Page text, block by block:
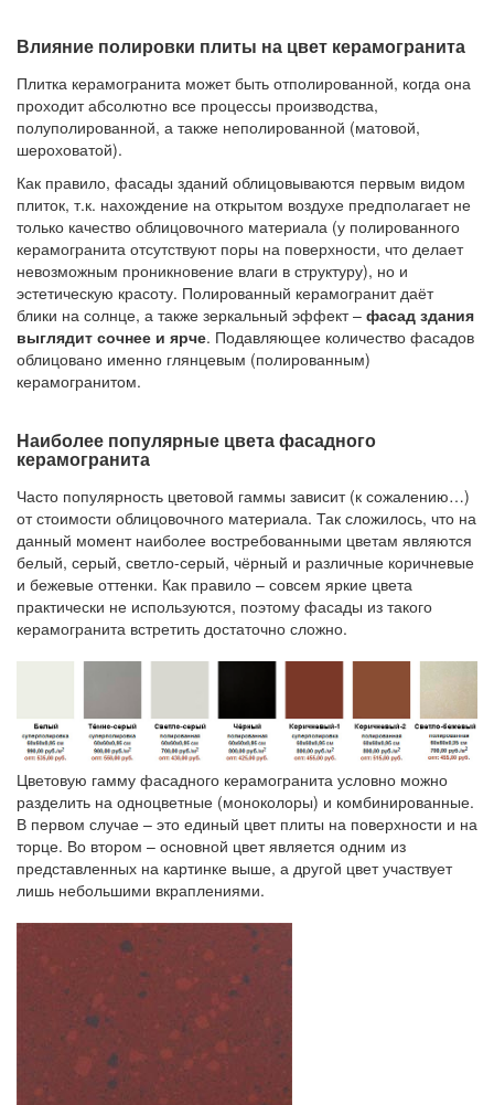
Влияние полировки плиты на цвет керамогранита
Плитка керамогранита может быть отполированной, когда она
проходит абсолютно все процессы производства,
полуполированной, а также неполированной (матовой,
шероховатой).
Как правило, фасады зданий облицовываются первым видом
плиток, т.к. нахождение на открытом воздухе предполагает не
только качество облицовочного материала (у полированного
керамогранита отсутствуют поры на поверхности, что делает
невозможным проникновение влаги в структуру), но и
эстетическую красоту. Полированный керамогранит даёт
блики на солнце, а также зеркальный эффект – фасад здания
выглядит сочнее и ярче. Подавляющее количество фасадов
облицовано именно глянцевым (полированным)
керамогранитом.
Наиболее популярные цвета фасадного
керамогранита
Часто популярность цветовой гаммы зависит (к сожалению…)
от стоимости облицовочного материала. Так сложилось, что на
данный момент наиболее востребованными цветам являются
белый, серый, светло-серый, чёрный и различные коричневые
и бежевые оттенки. Как правило – совсем яркие цвета
практически не используются, поэтому фасады из такого
керамогранита встретить достаточно сложно.
Цветовую гамму фасадного керамогранита условно можно
разделить на одноцветные (моноколоры) и комбинированные.
В первом случае – это единый цвет плиты на поверхности и на
торце. Во втором – основной цвет является одним из
представленных на картинке выше, а другой цвет участвует
лишь небольшими вкраплениями.